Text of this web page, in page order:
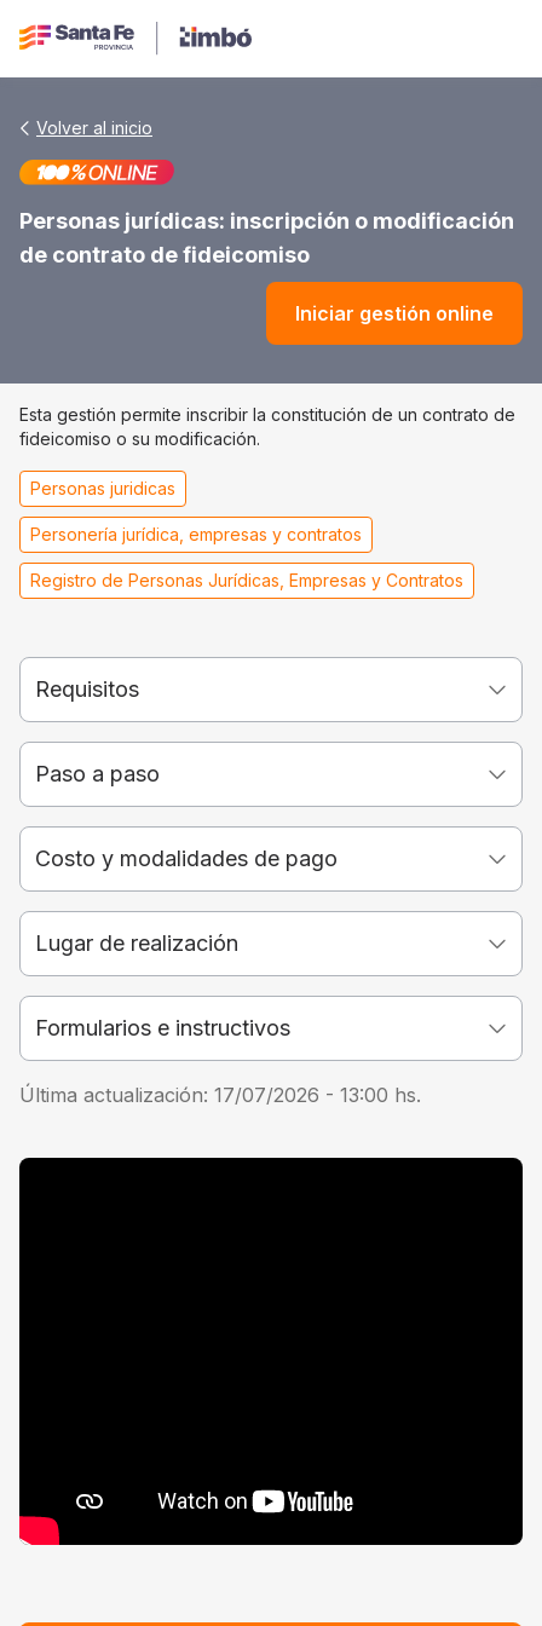
Volver al inicio
Personas jurídicas: inscripción o modificación
de contrato de fideicomiso
Iniciar gestión online
Esta gestión permite inscribir la constitución de un contrato de
fideicomiso o su modificación.
Personas juridicas
Personería jurídica, empresas y contratos
Registro de Personas Jurídicas, Empresas y Contratos
Requisitos
Paso a paso
Costo y modalidades de pago
Lugar de realización
Formularios e instructivos
Última actualización: 17/07/2026 - 13:00 hs.